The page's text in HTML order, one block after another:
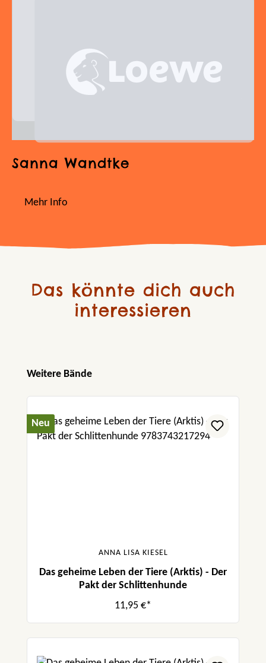
Sanna Wandtke
Mehr Info
Das könnte dich auch
interessieren
Produktgalerie überspringen
Weitere Bände
Neu
ANNA LISA KIESEL
Das geheime Leben der Tiere (Arktis) - Der
Pakt der Schlittenhunde
11,95 €*